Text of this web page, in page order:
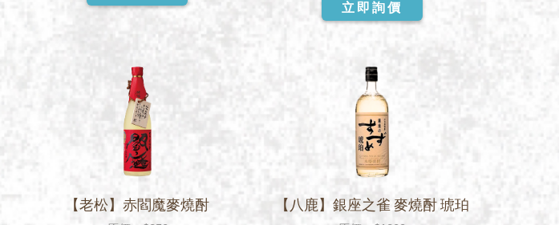
立即詢價
【老松】赤閻魔麥燒酎 【八鹿】銀座之雀 麥燒酎 琥珀